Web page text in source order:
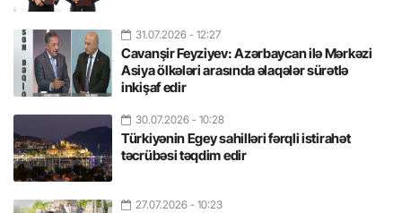
31.07.2026 - 12:27
Cavanşir Feyziyev: Azərbaycan ilə Mərkəzi
Asiya ölkələri arasında əlaqələr sürətlə
inkişaf edir
30.07.2026 - 10:28
Türkiyənin Egey sahilləri fərqli istirahət
təcrübəsi təqdim edir
27.07.2026 - 10:23